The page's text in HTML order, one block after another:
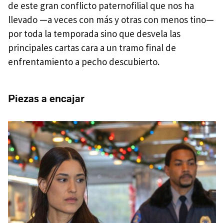
de este gran conflicto paternofilial que nos ha
llevado —a veces con más y otras con menos tino—
por toda la temporada sino que desvela las
principales cartas cara a un tramo final de
enfrentamiento a pecho descubierto.
Piezas a encajar